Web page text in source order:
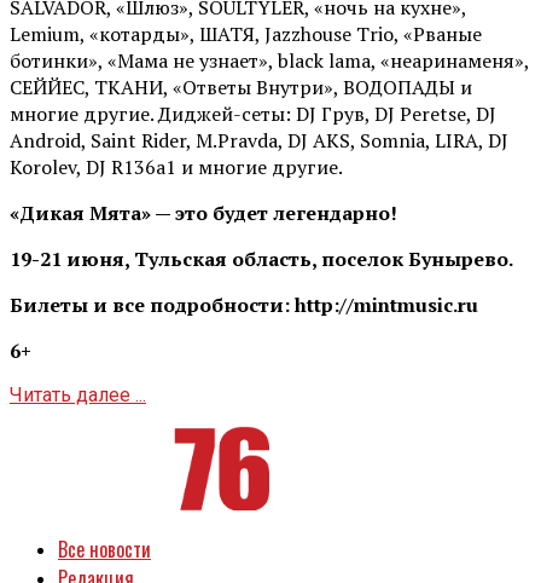
SALVADOR, «Шлюз», SOULTYLER, «ночь на кухне»,
Lemium, «котарды», ШАТЯ, Jazzhouse Trio, «Рваные
ботинки», «Мама не узнает», black lama, «неаринаменя»,
СЕЙЙЕС, ТКАНИ, «Ответы Внутри», ВОДОПАДЫ и
многие другие. Диджей-сеты: DJ Грув, DJ Peretse, DJ
Android, Saint Rider, М.Pravda, DJ AKS, Somnia, LIRA, DJ
Korolev, DJ R136a1 и многие другие.
«Дикая Мята» — это будет легендарно!
19-21 июня, Тульская область, поселок Бунырево.
Билеты и все подробности: http://mintmusic.ru
6+
Читать далее ...
Все новости